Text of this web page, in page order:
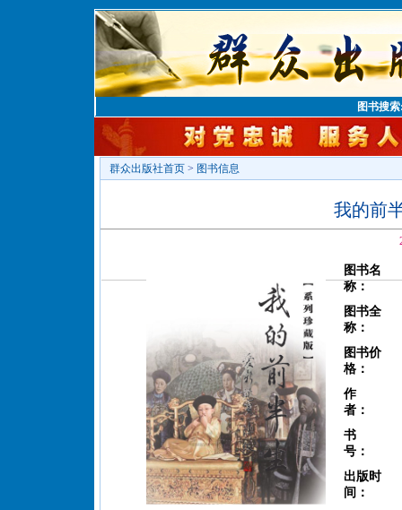
图书搜
群众出版社首页 > 图书信息
我的前
图书名
称：
图书全
称：
图书价
格：
作
者：
书
号：
出版时
间：